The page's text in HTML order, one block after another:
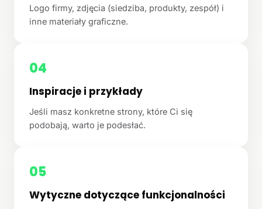
Logo firmy, zdjęcia (siedziba, produkty, zespół) i
inne materiały graficzne.
04
Inspiracje i przykłady
Jeśli masz konkretne strony, które Ci się
podobają, warto je podesłać.
05
Wytyczne dotyczące funkcjonalności